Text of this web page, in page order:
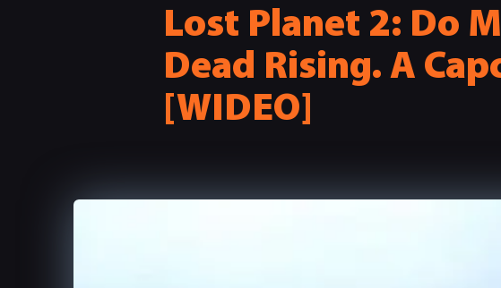
Lost Planet 2: Do
Dead Rising. A
[WIDEO]